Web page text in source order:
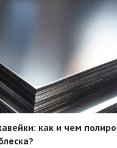
как и чем